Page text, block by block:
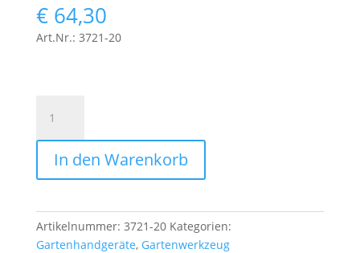
€64,30
Art.Nr.: 3721-20
combisystem-
Teleskopstiel,
-
cm
Menge
In den Warenkorb
Artikelnummer: 3721-20 Kategorien:
Gartenhandgeräte, Gartenwerkzeug